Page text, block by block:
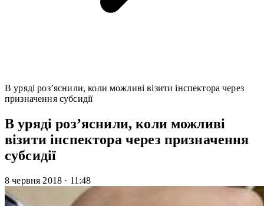
В уряді роз’яснили, коли можливі візити інспектора через
призначення субсидії
В уряді роз’яснили, коли можливі
візити інспектора через призначення
субсидії
8 червня 2018 · 11:48